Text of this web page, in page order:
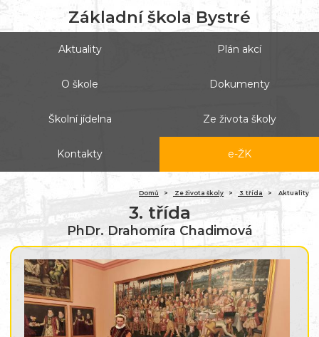
Základní škola Bystré
Aktuality Plán akcí
O škole Dokumenty
Školní jídelna Ze života školy
Kontakty e-ŽK
Domů Ze života školy 3. třída Aktuality
3. třída
PhDr. Drahomíra Chadimová